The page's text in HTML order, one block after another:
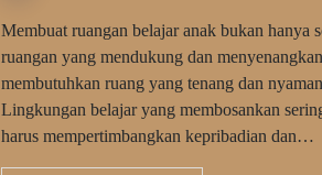
Membuat ruangan belajar anak bukan hanya
ruangan yang mendukung dan
membutuhkan ruang yang tenang dan
Lingkungan belajar yang membosankan
harus mempertimbangkan kepribadian dan…